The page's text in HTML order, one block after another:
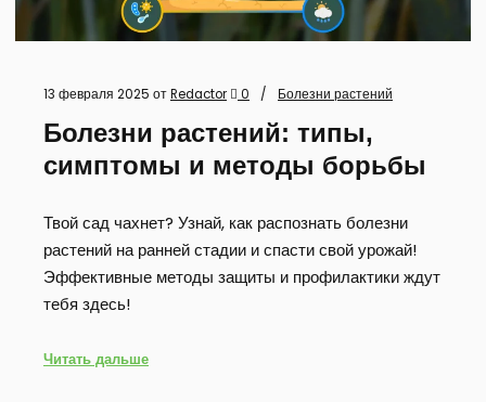
13 февраля 2025 отRedactor 0 Болезни растений
Болезни растений: типы,
симптомы и методы борьбы
Твой сад чахнет? Узнай, как распознать болезни
растений на ранней стадии и спасти свой урожай!
Эффективные методы защиты и профилактики ждут
тебя здесь!
Читать дальше